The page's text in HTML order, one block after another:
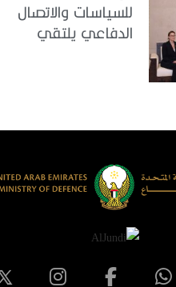
للسياسات والاتصال
الدفاعي يلتقي